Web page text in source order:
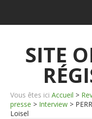
SITE
Vous êtes ici Accueil >
presse > Interview >
Loisel